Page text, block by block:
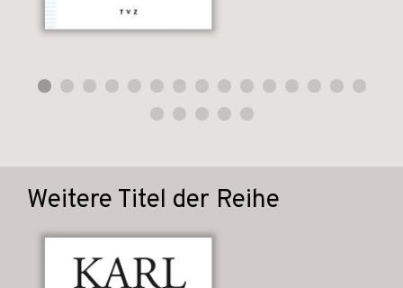
Weitere Titel der Reihe